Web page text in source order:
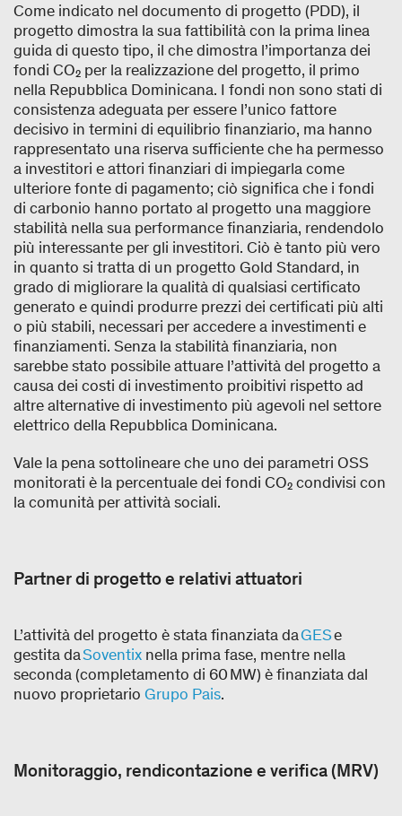
Come indicato nel documento di progetto (PDD), il
progetto dimostra la sua fattibilità con la prima linea
guida di questo tipo, il che dimostra l’importanza dei
fondi CO₂ per la realizzazione del progetto, il primo
nella Repubblica Dominicana. I fondi non sono stati di
consistenza adeguata per essere l’unico fattore
decisivo in termini di equilibrio finanziario, ma hanno
rappresentato una riserva sufficiente che ha permesso
a investitori e attori finanziari di impiegarla come
ulteriore fonte di pagamento; ciò significa che i fondi
di carbonio hanno portato al progetto una maggiore
stabilità nella sua performance finanziaria, rendendolo
più interessante per gli investitori. Ciò è tanto più vero
in quanto si tratta di un progetto Gold Standard, in
grado di migliorare la qualità di qualsiasi certificato
generato e quindi produrre prezzi dei certificati più alti
o più stabili, necessari per accedere a investimenti e
finanziamenti. Senza la stabilità finanziaria, non
sarebbe stato possibile attuare l’attività del progetto a
causa dei costi di investimento proibitivi rispetto ad
altre alternative di investimento più agevoli nel settore
elettrico della Repubblica Dominicana.
Vale la pena sottolineare che uno dei parametri OSS
monitorati è la percentuale dei fondi CO₂ condivisi con
la comunità per attività sociali.
Partner di progetto e relativi attuatori
L’attività del progetto è stata finanziata daGESe
gestita daSoventix nella prima fase, mentre nella
seconda (completamento di 60 MW) è finanziata dal
nuovo proprietario Grupo Pais.
Monitoraggio, rendicontazione e verifica (MRV)